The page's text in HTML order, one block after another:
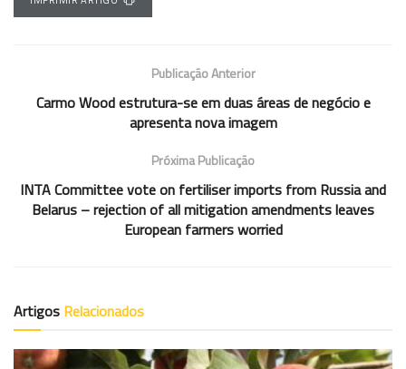
Publicação Anterior
Carmo Wood estrutura-se em duas áreas de negócio e
apresenta nova imagem
Próxima Publicação
INTA Committee vote on fertiliser imports from Russia and
Belarus – rejection of all mitigation amendments leaves
European farmers worried
Artigos Relacionados